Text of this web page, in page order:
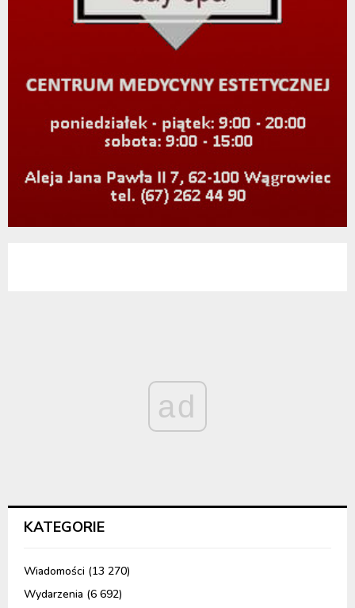
ad
KATEGORIE
Wiadomości (13 270)
Wydarzenia (6 692)